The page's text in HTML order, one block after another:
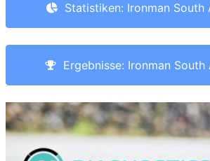
Statistiken: Ironman South
Ergebnisse: Ironman South